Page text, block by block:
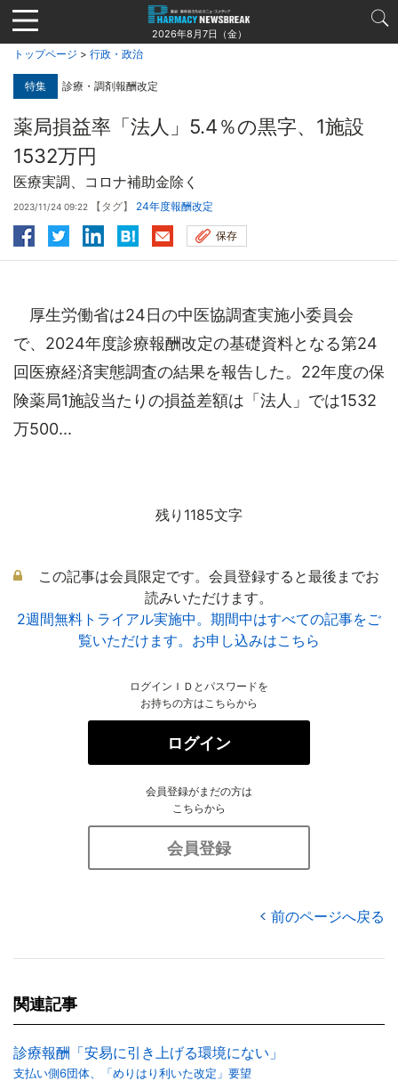
Jump
to
navigation
2026年8月7日（金）
トップページ > 行政・政治
特集 診療・調剤報酬改定
薬局損益率「法人」5.4％の黒字、1施設
1532万円
医療実調、コロナ補助金除く
2023/11/24 09:22 【タグ】 24年度報酬改定
保存
厚生労働省は24日の中医協調査実施小委員会
で、2024年度診療報酬改定の基礎資料となる第24
回医療経済実態調査の結果を報告した。22年度の保
険薬局1施設当たりの損益差額は「法人」では1532
万500...
残り1185文字
この記事は会員限定です。会員登録すると最後までお
読みいただけます。
2週間無料トライアル実施中。期間中はすべての記事をご
覧いただけます。お申し込みはこちら
ログインＩＤとパスワードを
お持ちの方はこちらから
ログイン
会員登録がまだの方は
こちらから
会員登録
前のページへ戻る
関連記事
診療報酬「安易に引き上げる環境にない」
支払い側6団体、「めりはり利いた改定」要望